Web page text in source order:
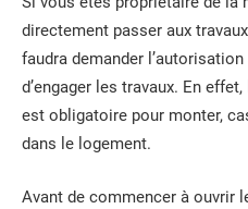
directement passer aux
faudra demander
d’engager les travaux. En
est obligatoire pour monter,
dans le logement.
Avant de commencer à ouvrir